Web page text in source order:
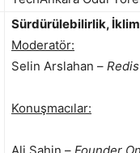
Sürdürülebilirlik, İklim
Moderatör:
Selin Arslahan –
Konuşmacılar: